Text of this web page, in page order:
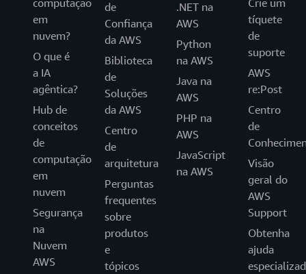
computação
em
nuvem?
O que é
a IA
agêntica?
Hub de
conceitos
de
computação
em
nuvem
Segurança
na
Nuvem
AWS
de
Confiança
da AWS
Biblioteca
de
Soluções
da AWS
Centro
de
arquitetura
Perguntas
frequentes
sobre
produtos
e
tópicos
.NET na
AWS
Python
na AWS
Java na
AWS
PHP na
AWS
JavaScript
na AWS
Crie um
tíquete
de
suporte
AWS
re:Post
Centro
de
Visão
geral do
AWS
Support
Obtenha
ajuda